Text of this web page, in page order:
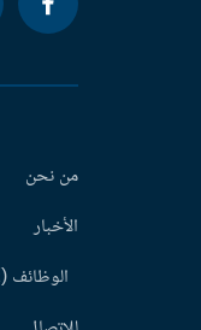
من نحن
الأخبار
الوظائف (E)